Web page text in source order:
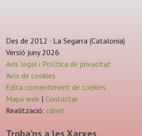
Des de 2012 · La Segarra (Catalonia)
Versió juny 2026
Avis legal i Política de privacitat
Avís de cookies
Edita consentiment de cookies
Mapa web | Contactar
Realització: cdnet